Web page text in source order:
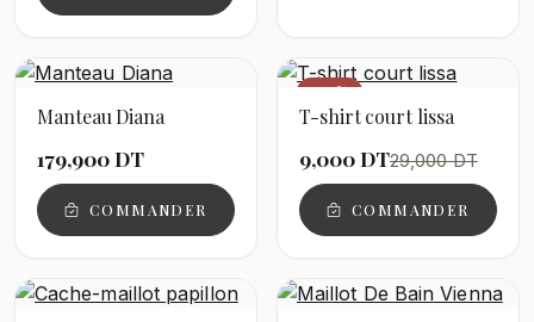
Manteau Diana
179,900 DT
COMMANDER
−69%
T-shirt court lissa
9,000 DT29,000 DT
COMMANDER